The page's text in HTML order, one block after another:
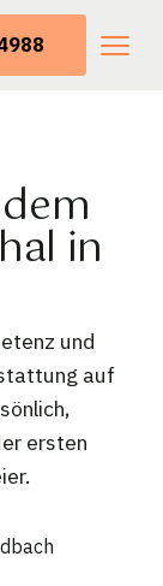
in
und
auf
ersten